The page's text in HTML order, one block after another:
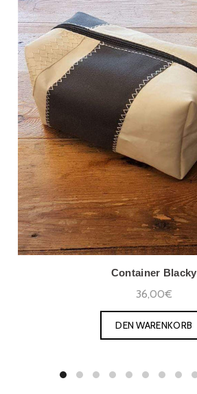
Container Blacky
36,00€
DEN WARENKORB